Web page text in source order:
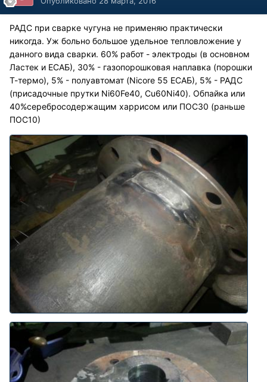
РАДС при сварке чугуна не применяю практически
никогда. Уж больно большое удельное тепловложение у
данного вида сварки. 60% работ - электроды (в основном
Ластек и ЕСАБ), 30% - газопорошковая наплавка (порошки
Т-термо), 5% - полуавтомат (Nicore 55 ЕСАБ), 5% - РАДС
(присадочные прутки Ni60Fe40, Cu60Ni40). Обпайка или
40%серебросодержащим харрисом или ПОС30 (раньше
ПОС10)